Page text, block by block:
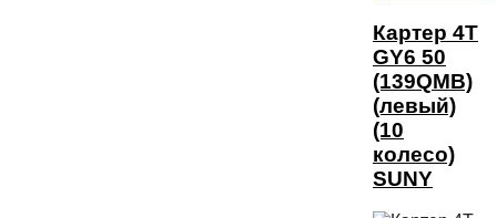
Картер 4T
GY6 50
(139QMB)
(левый)
(10
колесо)
SUNY